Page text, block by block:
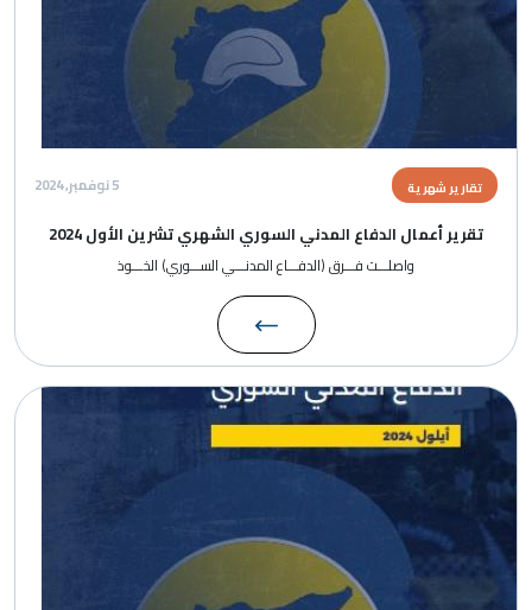
تقارير شهرية
تقرير أعمال الدفاع المدني السوري الشهري تشرين الأول 2024
واصلـــت فـــرق (الدفـــاع المدنـــي الســـوري) الخـــوذ
الصورة